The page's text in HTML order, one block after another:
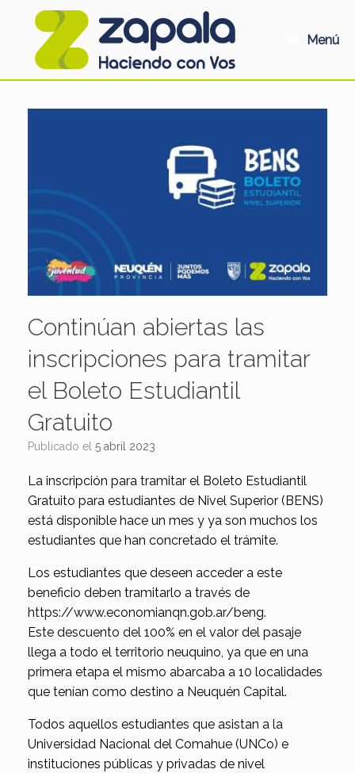
Menú
Continúan abiertas las
inscripciones para tramitar
el Boleto Estudiantil
Gratuito
Publicado el 5 abril 2023
La inscripción para tramitar el Boleto Estudiantil
Gratuito para estudiantes de Nivel Superior (BENS)
está disponible hace un mes y ya son muchos los
estudiantes que han concretado el trámite.
Los estudiantes que deseen acceder a este
beneficio deben tramitarlo a través de
https://www.economianqn.gob.ar/beng.
Este descuento del 100% en el valor del pasaje
llega a todo el territorio neuquino, ya que en una
primera etapa el mismo abarcaba a 10 localidades
que tenían como destino a Neuquén Capital.
Todos aquellos estudiantes que asistan a la
Universidad Nacional del Comahue (UNCo) e
instituciones públicas y privadas de nivel